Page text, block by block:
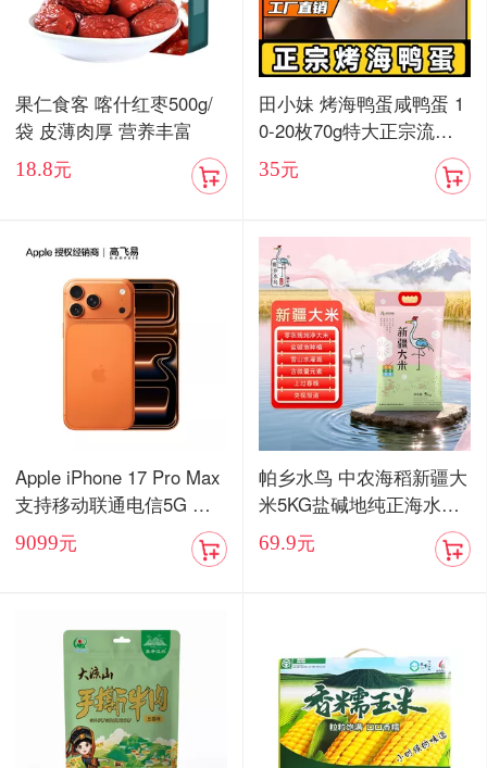
果仁食客 喀什红枣500g/
袋 皮薄肉厚 营养丰富
18.8元
田小妹 烤海鸭蛋咸鸭蛋 1
0-20枚70g特大正宗流油
烤海鸭蛋广东红树林整箱
包邮
35元
Apple iPhone 17 Pro Max
支持移动联通电信5G 双
卡双待手机【现货发售】
9099元
帕乡水鸟 中农海稻新疆大
米5KG盐碱地纯正海水稻
当季新米
69.9元